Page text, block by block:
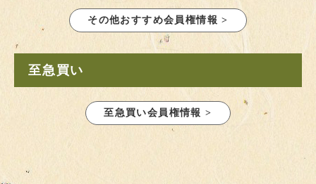
その他おすすめ会員権情報 >
至急買い
至急買い会員権情報 >